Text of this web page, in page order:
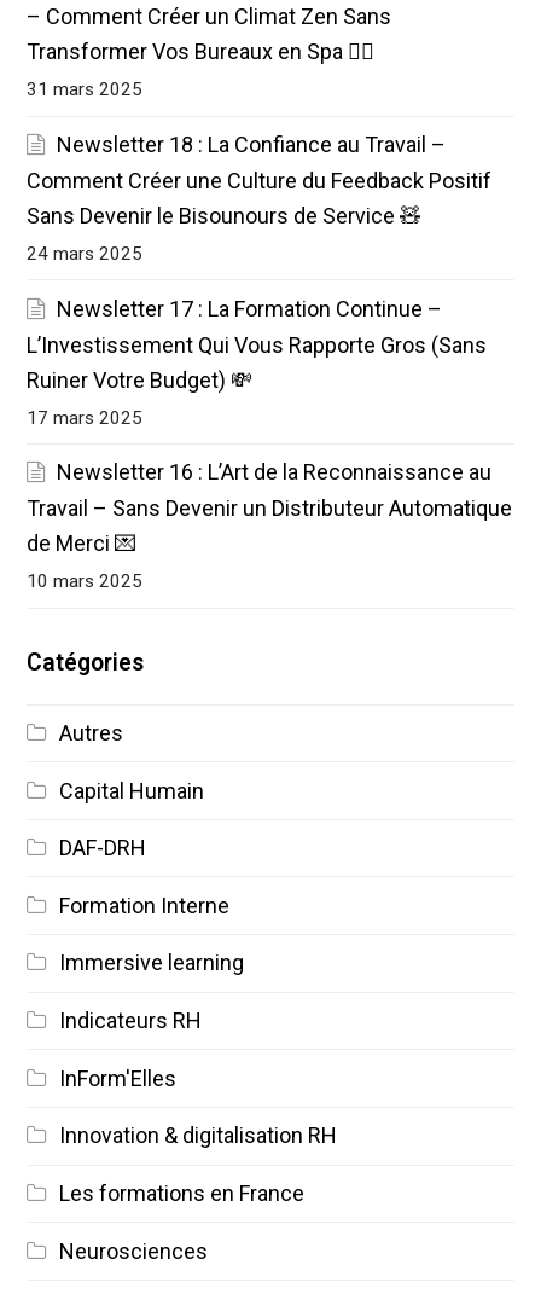
– Comment Créer un Climat Zen Sans
Transformer Vos Bureaux en Spa 🧘‍♀️
31 mars 2025
Newsletter 18 : La Confiance au Travail –
Comment Créer une Culture du Feedback Positif
Sans Devenir le Bisounours de Service 🧸
24 mars 2025
Newsletter 17 : La Formation Continue –
L’Investissement Qui Vous Rapporte Gros (Sans
Ruiner Votre Budget) 💸
17 mars 2025
Newsletter 16 : L’Art de la Reconnaissance au
Travail – Sans Devenir un Distributeur Automatique
de Merci 💌
10 mars 2025
Catégories
Autres
Capital Humain
DAF-DRH
Formation Interne
Immersive learning
Indicateurs RH
InForm'Elles
Innovation & digitalisation RH
Les formations en France
Neurosciences